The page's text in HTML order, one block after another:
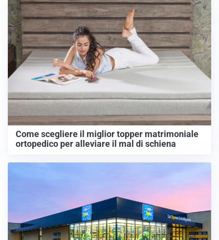
Come scegliere il miglior topper matrimoniale
ortopedico per alleviare il mal di schiena